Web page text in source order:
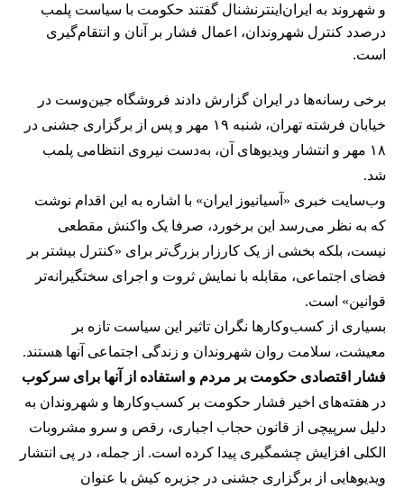
و شهروند به ایران‌اینترنشنال گفتند حکومت با سیاست پلمب
درصدد کنترل شهروندان، اعمال فشار بر آنان و انتقام‌گیری
است.
برخی رسانه‌ها در ایران گزارش دادند فروشگاه جین‌وست در
خیابان فرشته تهران، شنبه ۱۹ مهر و پس از برگزاری جشنی در
۱۸ مهر و انتشار ویدیوهای آن، به‌دست نیروی انتظامی پلمب
شد.
وب‌سایت خبری «آسیانیوز ایران» با اشاره به این اقدام نوشت
که به نظر می‌رسد این برخورد، صرفا یک واکنش مقطعی
نیست، بلکه بخشی از یک کارزار بزرگ‌تر برای «کنترل بیشتر بر
فضای اجتماعی، مقابله با نمایش ثروت و اجرای سختگیرانه‌تر
قوانین» است.
بسیاری از کسب‌وکارها نگران تاثیر این سیاست‌ تازه بر
معیشت، سلامت روان شهروندان و زندگی اجتماعی آنها هستند.
فشار اقتصادی حکومت بر مردم و استفاده از آنها برای سرکوب
در هفته‌های اخیر فشار حکومت بر کسب‌وکارها و شهروندان به
دلیل سرپیچی از قانون حجاب اجباری، رقص و سرو مشروبات
الکلی افزایش چشمگیری پیدا کرده است. از جمله، در پی انتشار
ویدیوهایی از برگزاری جشنی در جزیره کیش با عنوان